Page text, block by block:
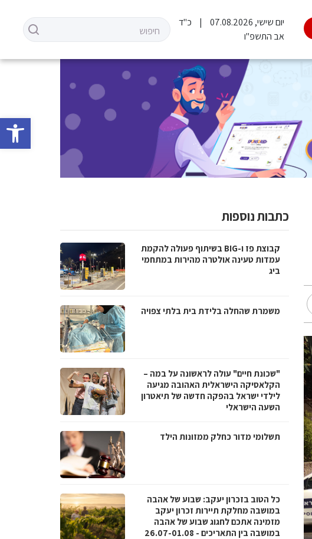
פתח
יום שישי, 07.08.2026
כ"ד
אב התשפ"ו
כתבות נוספות
קבוצת פז ו-BIG בשיתוף פעולה להקמת
עמדות טעינה אולטרה מהירות במתחמי
ביג
משמרת שהחלה בלידת בית בלתי צפויה
"שכונת חיים" עולה לראשונה על במה –
הקלאסיקה הישראלית האהובה מגיעה
לילדי ישראל בהפקה חדשה של תיאטרון
השעה הישראלי
תשלומי מדור כחלק ממזונות הילד
כל הטוב בזכרון יעקב: שבוע של אהבה
במושבה מחלקת תיירות זכרון יעקב
מזמינה אתכם לחגוג שבוע של אהבה
במושבה בין התאריכים - 26.07-01.08